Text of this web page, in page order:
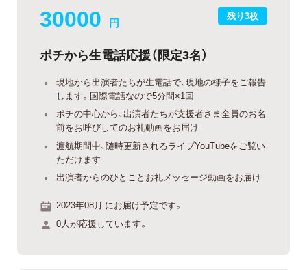
残り3枚
30000 円
ポチから生電話応援（限定3名）
現地から出演者たちが生電話で、現地の様子をご報告
します。国際電話なので5分間×1回
ポチの中心から、出演者たちが支援者さま全員のお名
前をお呼びしてのお礼動画をお届け
渡航期間中、随時更新されるライブYouTubeをご覧い
ただけます
出演者からのひとことお礼メッセージ動画をお届け
2023年08月 にお届け予定です。
0人が応援しています。